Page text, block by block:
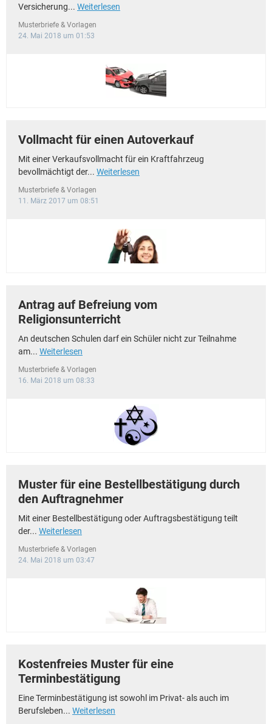
Versicherung... Weiterlesen
Musterbriefe & Vorlagen
24. Mai 2018 um 01:53
Vollmacht für einen Autoverkauf
Mit einer Verkaufsvollmacht für ein Kraftfahrzeug
bevollmächtigt der... Weiterlesen
Musterbriefe & Vorlagen
11. März 2017 um 08:51
Antrag auf Befreiung vom
Religionsunterricht
An deutschen Schulen darf ein Schüler nicht zur Teilnahme
am... Weiterlesen
Musterbriefe & Vorlagen
16. Mai 2018 um 08:33
Muster für eine Bestellbestätigung durch
den Auftragnehmer
Mit einer Bestellbestätigung oder Auftragsbestätigung teilt
der... Weiterlesen
Musterbriefe & Vorlagen
24. Mai 2018 um 03:47
Kostenfreies Muster für eine
Terminbestätigung
Eine Terminbestätigung ist sowohl im Privat- als auch im
Berufsleben... Weiterlesen